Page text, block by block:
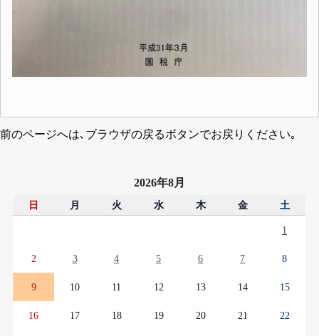
前のページへは､ブラウザの戻るボタンでお戻りください｡
2026年8月
日 月 火 水 木 金 土
1
2 3 4 5 6 7 8
9 10 11 12 13 14 15
16 17 18 19 20 21 22